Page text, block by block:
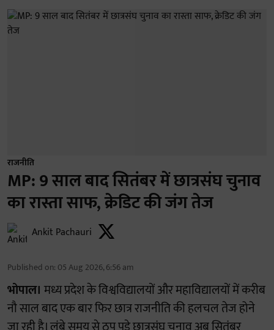
राजनीति
MP: 9 साल बाद सितंबर में छात्रसंघ चुनाव
का रास्ता साफ, क्रेडिट की जंग तेज
Ankit Pachauri
Published on: 05 Aug 2026, 6:56 am
भोपाल। मध्य प्रदेश के विश्वविद्यालयों और महाविद्यालयों में करीब
नौ साल बाद एक बार फिर छात्र राजनीति की हलचल तेज होने